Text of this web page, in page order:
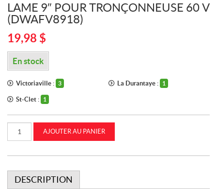
LAME 9″ POUR TRONÇONNEUSE 60 V
(DWAFV8918)
19,98 $
En stock
Victoriaville : 3 La Durantaye : 1
St-Clet : 1
Lame
pour
60
(DWAFV8918)
AJOUTER AU PANIER
DESCRIPTION